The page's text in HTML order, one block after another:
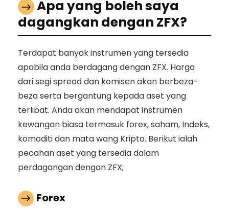
Apa yang boleh saya
dagangkan dengan ZFX?
Terdapat banyak instrumen yang tersedia
apabila anda berdagang dengan ZFX. Harga
dari segi spread dan komisen akan berbeza-
beza serta bergantung kepada aset yang
terlibat. Anda akan mendapat instrumen
kewangan biasa termasuk forex, saham, Indeks,
komoditi dan mata wang Kripto. Berikut ialah
pecahan aset yang tersedia dalam
perdagangan dengan ZFX;
Forex